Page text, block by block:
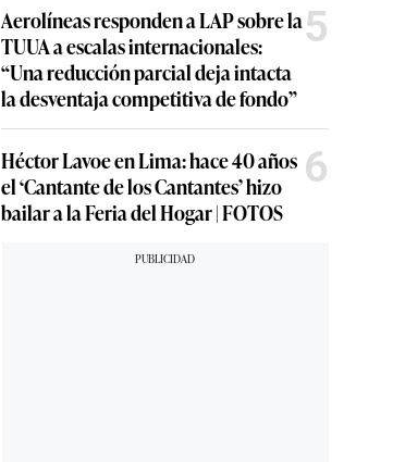
Aerolíneas responden a LAP sobre la
TUUA a escalas internacionales:
“Una reducción parcial deja intacta
la desventaja competitiva de fondo”
5
Héctor Lavoe en Lima: hace 40 años
el ‘Cantante de los Cantantes’ hizo
bailar a la Feria del Hogar | FOTOS
6